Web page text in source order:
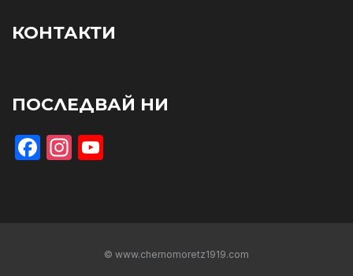
КОНТАКТИ
ПОСЛЕДВАЙ НИ
Facebook
Instagram
© www.chernomoretz1919.com